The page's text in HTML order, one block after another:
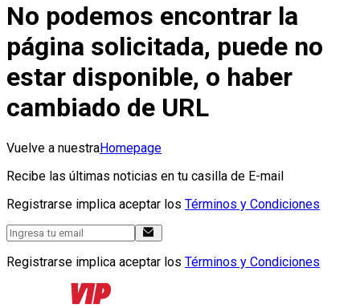
No podemos encontrar la
página solicitada, puede no
estar disponible, o haber
cambiado de URL
Vuelve a nuestraHomepage
Recibe las últimas noticias en tu casilla de E-mail
Registrarse implica aceptar los Términos y Condiciones
Registrarse implica aceptar los Términos y Condiciones